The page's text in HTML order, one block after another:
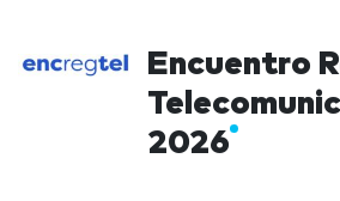
Encuentro
2026